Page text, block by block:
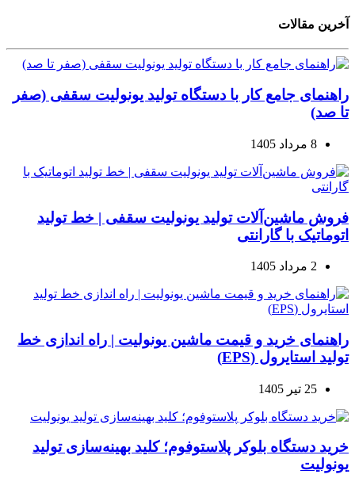
آخرین مقالات
راهنمای جامع کار با دستگاه تولید یونولیت سقفی (صفر
تا صد)
8 مرداد 1405
فروش ماشین‌آلات تولید یونولیت سقفی | خط تولید
اتوماتیک با گارانتی
2 مرداد 1405
راهنمای خرید و قیمت ماشین یونولیت | راه اندازی خط
تولید استایرول (EPS)
25 تیر 1405
خرید دستگاه بلوکر پلاستوفوم؛ کلید بهینه‌سازی تولید
یونولیت